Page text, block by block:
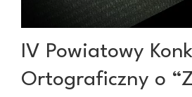
IV Powiatowy
Ortograficzny o